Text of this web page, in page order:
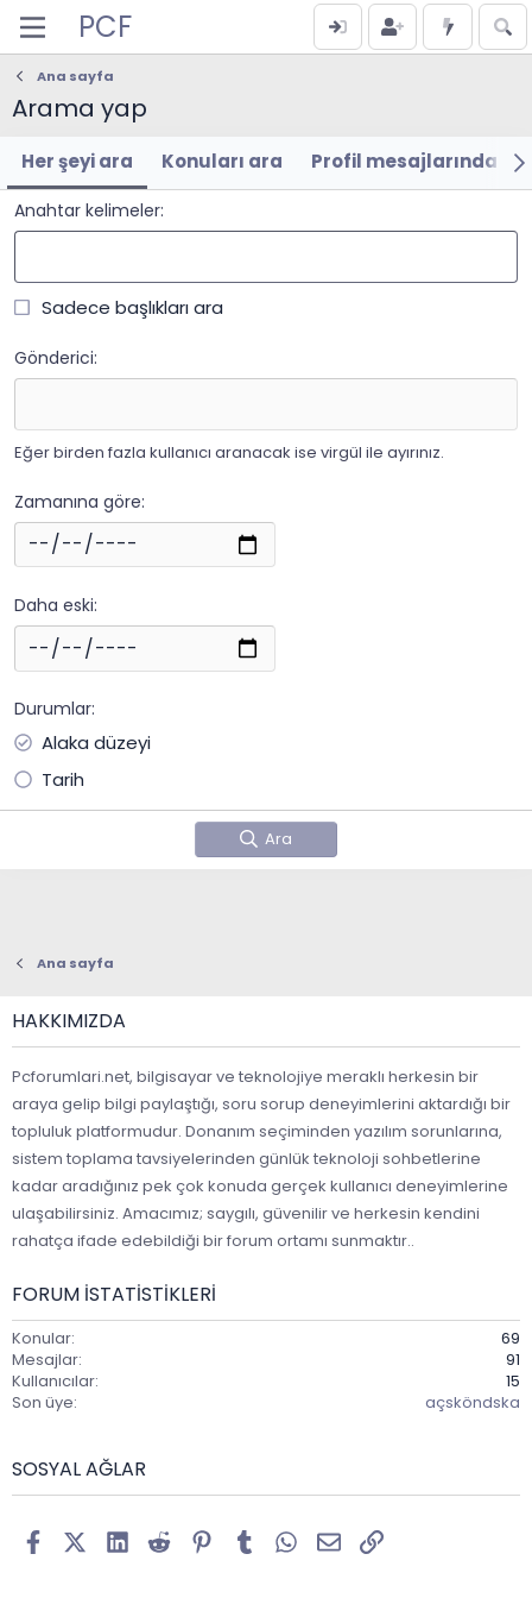
PCF
Ana sayfa
Arama yap
Her şeyi ara Konuları ara Profil mesajlarında
Anahtar kelimeler
Sadece başlıkları ara
Gönderici
Eğer birden fazla kullanıcı aranacak ise virgül ile ayırınız.
Zamanına göre
Daha eski
Durumlar
Alaka düzeyi
Tarih
Ara
Ana sayfa
HAKKIMIZDA
Pcforumlari.net, bilgisayar ve teknolojiye meraklı herkesin bir
araya gelip bilgi paylaştığı, soru sorup deneyimlerini aktardığı bir
topluluk platformudur. Donanım seçiminden yazılım sorunlarına,
sistem toplama tavsiyelerinden günlük teknoloji sohbetlerine
kadar aradığınız pek çok konuda gerçek kullanıcı deneyimlerine
ulaşabilirsiniz. Amacımız; saygılı, güvenilir ve herkesin kendini
rahatça ifade edebildiği bir forum ortamı sunmaktır..
FORUM ISTATISTIKLERI
Konular
69
Mesajlar
91
Kullanıcılar
15
Son üye
açsköndska
SOSYAL AĞLAR
FacebookX (Twitter)
LinkedIn
Reddit Pinterest
Tumblr WhatsApp
E-posta
Link